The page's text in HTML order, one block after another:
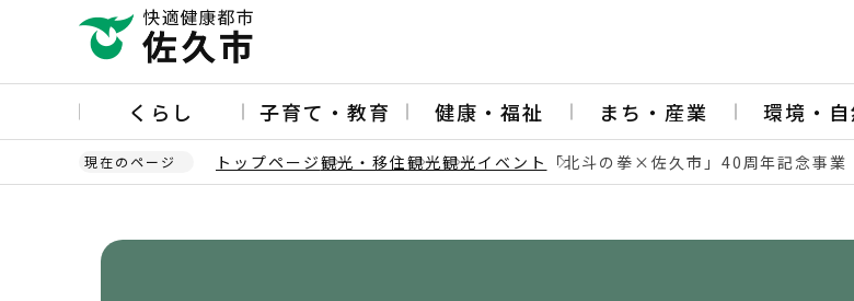
ー
の
くらし 子育て・教育 健康・福祉 まち・産業 環境・自
現在のページ トップページ観光・移住観光観光イベント 「北斗の拳×佐久市」40周年記念事業